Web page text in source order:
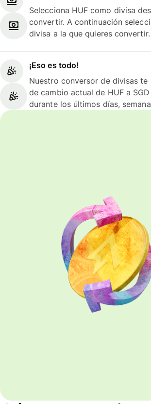
Selecciona HUF como divisa
convertir. A continuación
divisa a la que quieres convertir.
¡Eso es todo!
Nuestro conversor de divisas
de cambio actual de HUF a
durante los últimos días,